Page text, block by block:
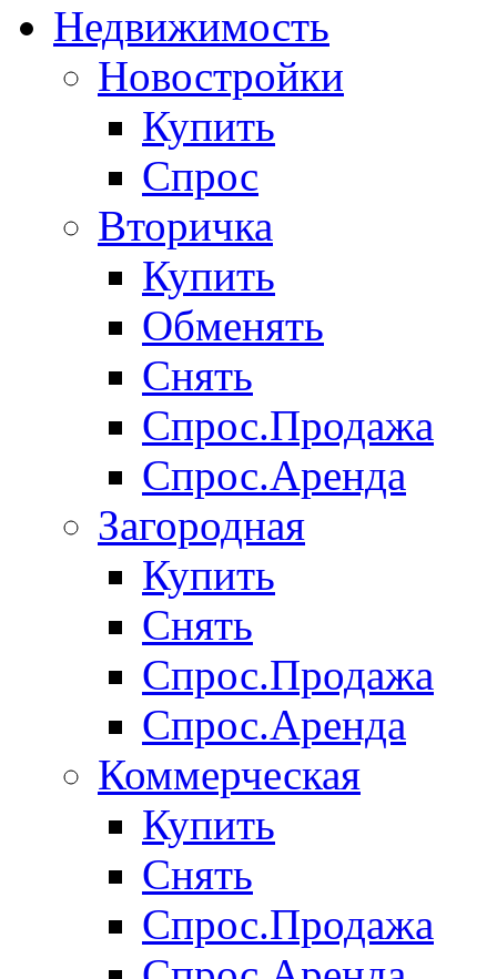
Недвижимость
Новостройки
Купить
Спрос
Вторичка
Купить
Обменять
Снять
Спрос.Продажа
Спрос.Аренда
Загородная
Купить
Снять
Спрос.Продажа
Спрос.Аренда
Коммерческая
Купить
Снять
Спрос.Продажа